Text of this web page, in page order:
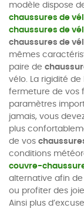
modèle dispose
chaussures de
chaussures de
chaussures de
mêmes
paire de
vélo. La rigidité
fermeture de vos
paramètres
jamais, vous
plus
de vos
conditions
couvre-
alternative afin
ou profiter des
Ainsi plus